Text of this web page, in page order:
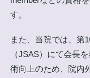
す。
また、当院では、第
（JSAS）にて会長
術向上のため、院内